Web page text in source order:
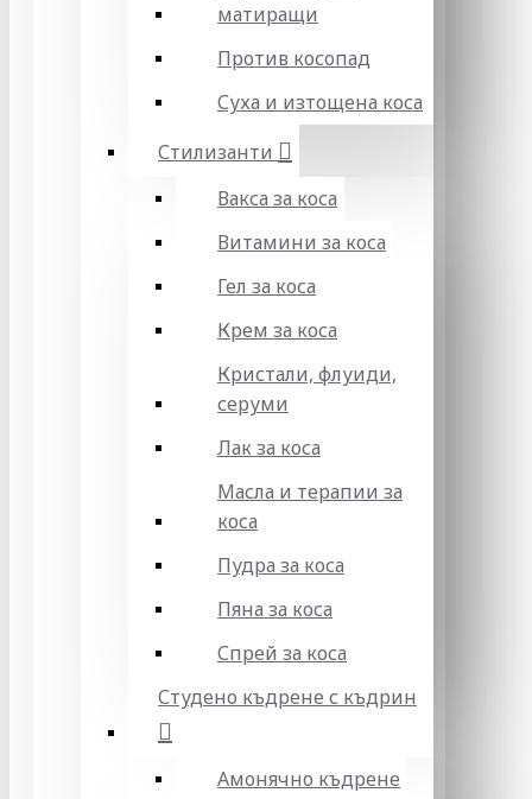
матиращи
Против косопад
Суха и изтощена коса
Стилизанти
Вакса за коса
Витамини за коса
Гел за коса
Крем за коса
Кристали, флуиди,
серуми
Лак за коса
Масла и терапии за
коса
Пудра за коса
Пяна за коса
Спрей за коса
Студено къдрене с къдрин
Амонячно къдрене